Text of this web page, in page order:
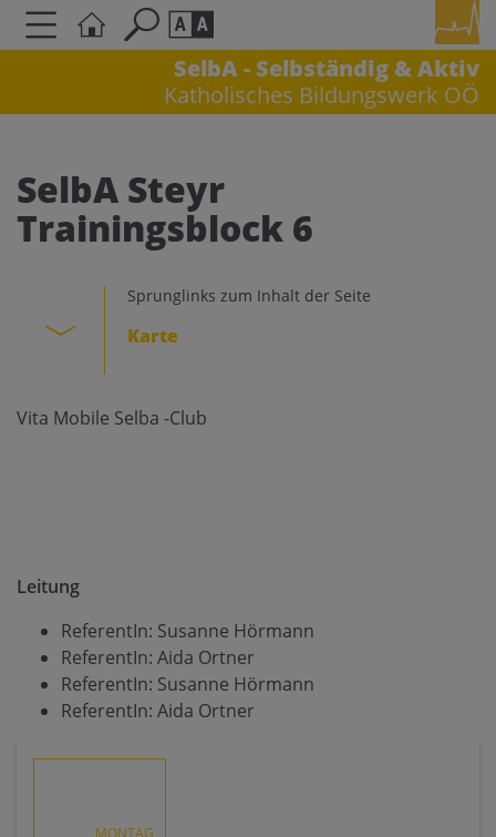
SelbA - Selbständig & Aktiv
Katholisches Bildungswerk OÖ
Schriftgröße
AAA
Kontrasteinstellungen
A
SelbA Steyr
Trainingsblock 6
Sprunglinks zum Inhalt der Seite
Karte
Vita Mobile Selba -Club
Leitung
ReferentIn: Susanne Hörmann
ReferentIn: Aida Ortner
ReferentIn: Susanne Hörmann
ReferentIn: Aida Ortner
MONTAG